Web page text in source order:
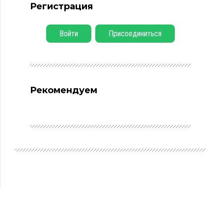
Регистрация
Войти Присоединиться
Рекомендуем